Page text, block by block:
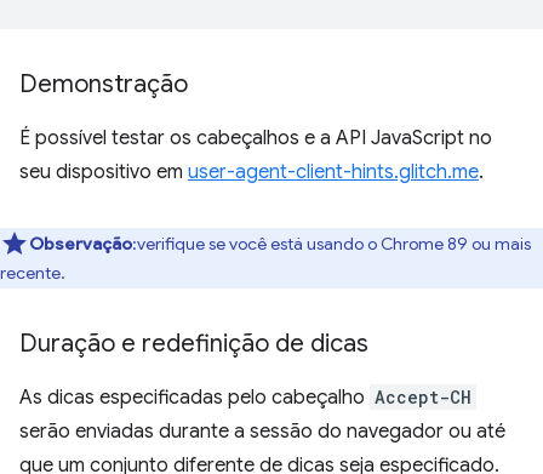
Demonstração
É possível testar os cabeçalhos e a API JavaScript no
seu dispositivo em user-agent-client-hints.glitch.me.
Observação:verifique se você está usando o Chrome 89 ou mais
recente.
Duração e redefinição de dicas
As dicas especificadas pelo cabeçalho Accept-CH
serão enviadas durante a sessão do navegador ou até
que um conjunto diferente de dicas seja especificado.